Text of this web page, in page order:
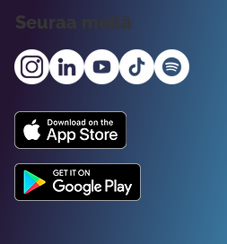
Seuraa meitä